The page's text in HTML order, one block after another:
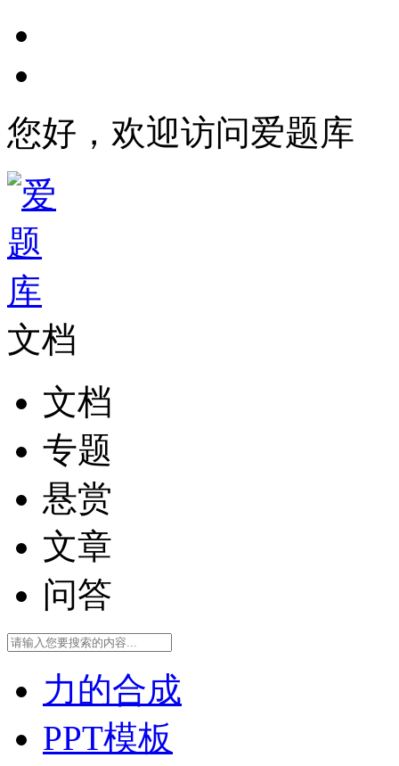
您好，欢迎访问爱题库
文档
文档
专题
悬赏
文章
问答
力的合成
PPT模板